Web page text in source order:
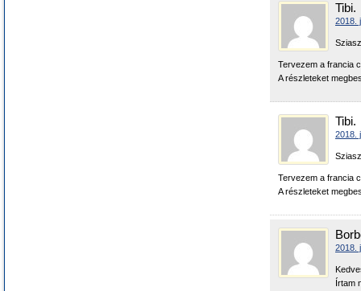
Tibi.
2018.
Tervezem a francia
A részleteket
Tibi.
2018.
Tervezem a francia
A részleteket
2018.
Írtam